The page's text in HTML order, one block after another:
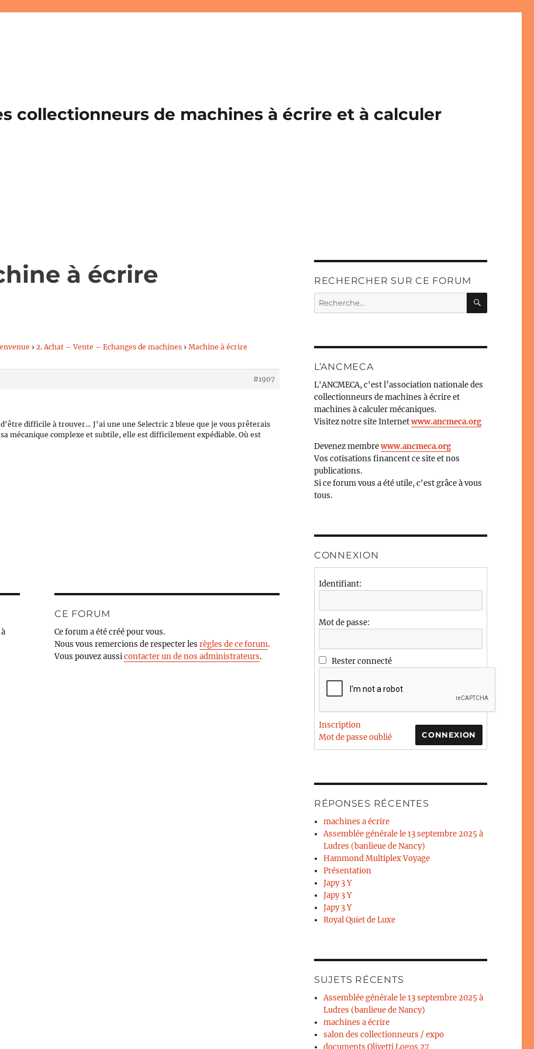
collectionneurs de machines à écrire et à calculer
à écrire
› 2. Achat – Vente – Echanges de machines › Machine à écrire
#1907
difficile à trouver… J’ai une une Selectric 2 bleue que je vous prêterais
mécanique complexe et subtile, elle est difficilement expédiable. Où est
CE FORUM
Ce forum a été créé pour vous.
Nous vous remercions de respecter lesrègles de ce forum.
Vous pouvez aussicontacter un de nos administrateurs.
RECHERCHER SUR CE FORUM
Recherche
pour :
L’ANCMECA
L'ANCMECA, c'est l’association nationale des
collectionneurs de machines à écrire et
machines à calculer mécaniques.
Visitez notre site Internetwww.ancmeca.org
Devenez membrewww.ancmeca.org
Vos cotisations financent ce site et nos
publications.
Si ce forum vous a été utile, c'est grâce à vous
tous.
CONNEXION
Identifiant:
Mot de passe:
Rester connecté
CONNEXION
Inscription
Mot de passe oublié
RÉPONSES RÉCENTES
machines a écrire
Assemblée générale le 13 septembre 2025 à
Ludres (banlieue de Nancy)
Hammond Multiplex Voyage
Présentation
Japy 3 Y
Japy 3 Y
Japy 3 Y
Royal Quiet de Luxe
SUJETS RÉCENTS
Assemblée générale le 13 septembre 2025 à
Ludres (banlieue de Nancy)
machines a écrire
salon des collectionneurs / expo
documents Olivetti Logos 27